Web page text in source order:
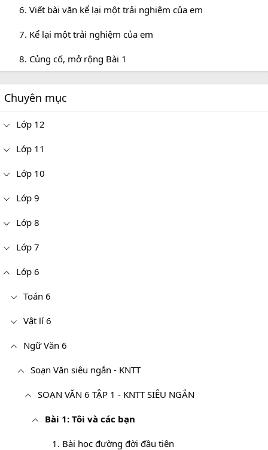
6. Viết bài văn kể lại một trải nghiệm của em
7. Kể lại một trải nghiệm của em
8. Củng cố, mở rộng Bài 1
Chuyên mục
Lớp 12
Lớp 11
Lớp 10
Lớp 9
Lớp 8
Lớp 7
Lớp 6
Toán 6
Vật lí 6
Ngữ Văn 6
Soạn Văn siêu ngắn - KNTT
SOẠN VĂN 6 TẬP 1 - KNTT SIÊU NGẮN
Bài 1: Tôi và các bạn
1. Bài học đường đời đầu tiên